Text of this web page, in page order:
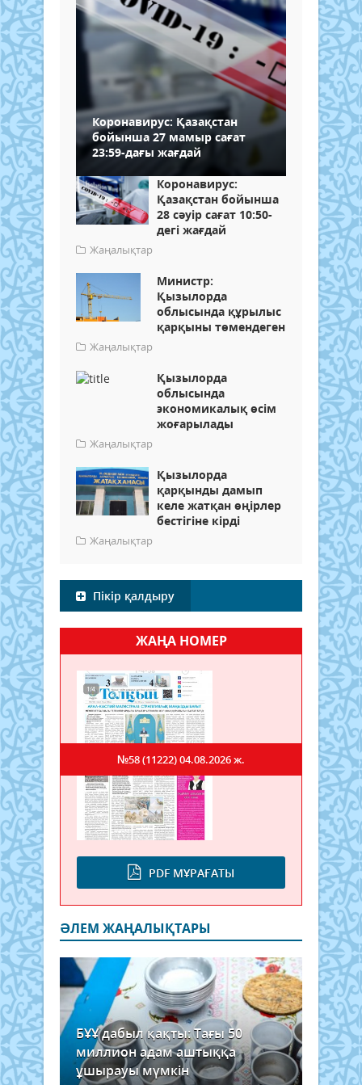
Коронавирус: Қазақстан
бойынша 27 мамыр сағат
23:59-дағы жағдай
Коронавирус:
Қазақстан бойынша
28 сәуір сағат 10:50-
дегі жағдай
Жаңалықтар
Министр:
Қызылорда
облысында құрылыс
қарқыны төмендеген
Жаңалықтар
Қызылорда
облысында
экономикалық өсім
жоғарылады
Жаңалықтар
Қызылорда
қарқынды дамып
келе жатқан өңірлер
бестігіне кірді
Жаңалықтар
Пікір қалдыру
ЖАҢА НОМЕР
PDF МҰРАҒАТЫ
№58 (11222)04.08.2026 ж.
ӘЛЕМ ЖАҢАЛЫҚТАРЫ
БҰҰ дабыл қақты: Тағы 50
миллион адам аштыққа
ұшырауы мүмкін